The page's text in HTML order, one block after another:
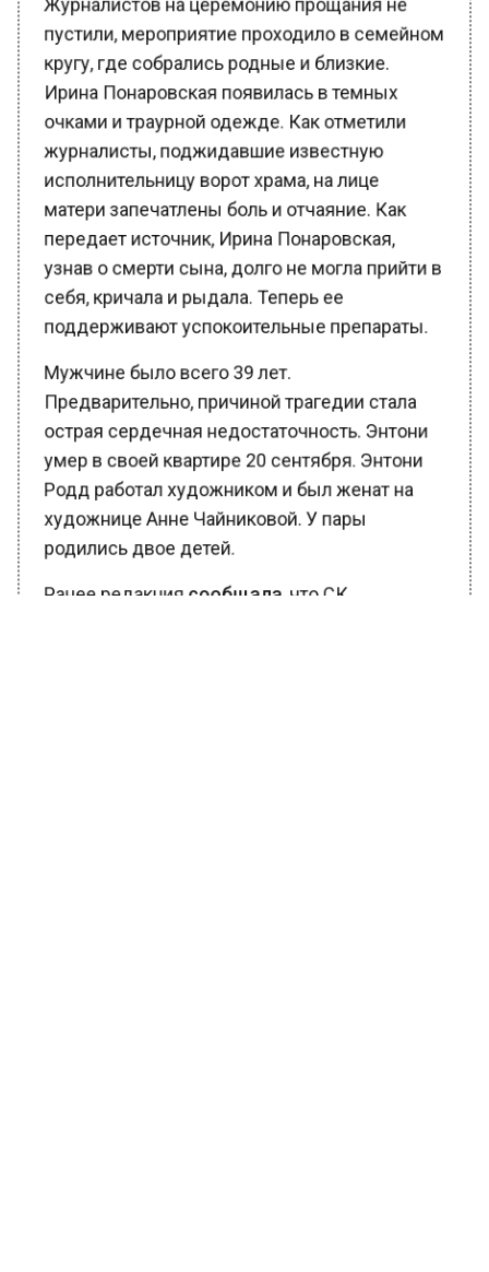
пустили, мероприятие проходило в семейном
кругу, где собрались родные и близкие.
Ирина Понаровская появилась в темных
очками и траурной одежде. Как отметили
журналисты, поджидавшие известную
исполнительницу ворот храма, на лице
матери запечатлены боль и отчаяние. Как
передает источник, Ирина Понаровская,
узнав о смерти сына, долго не могла прийти в
себя, кричала и рыдала. Теперь ее
поддерживают успокоительные препараты.
Мужчине было всего 39 лет.
Предварительно, причиной трагедии стала
острая сердечная недостаточность. Энтони
умер в своей квартире 20 сентября. Энтони
Родд работал художником и был женат на
художнице Анне Чайниковой. У пары
родились двое детей.
Ранее редакция сообщала , что СК